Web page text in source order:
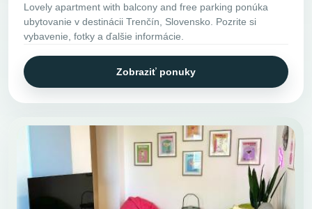
Lovely apartment with balcony and free parking ponúka
ubytovanie v destinácii Trenčín, Slovensko. Pozrite si
vybavenie, fotky a ďalšie informácie.
Zobraziť ponuky